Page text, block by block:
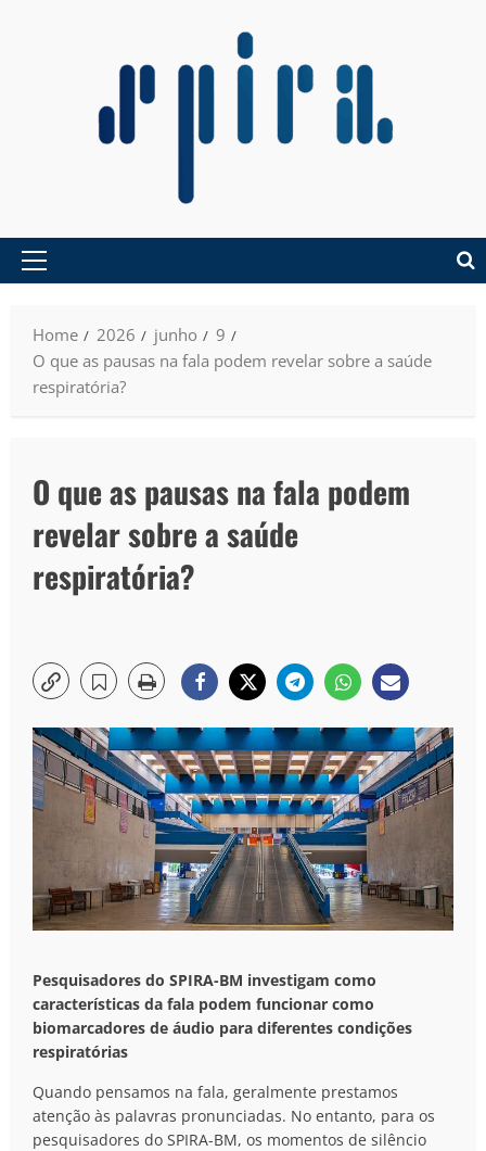
Home 2026 junho
9
O que as pausas na fala podem revelar sobre a saúde
respiratória?
O que as pausas na fala podem
revelar sobre a saúde
respiratória?
Pesquisadores do SPIRA-BM investigam como
características da fala podem funcionar como
biomarcadores de áudio para diferentes condições
respiratórias
Quando pensamos na fala, geralmente prestamos
atenção às palavras pronunciadas. No entanto, para os
pesquisadores do SPIRA-BM, os momentos de silêncio